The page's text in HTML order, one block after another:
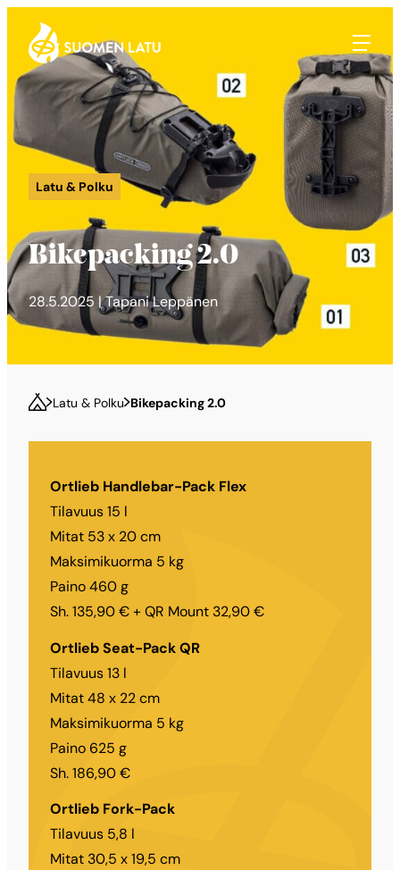
Siirry
suoraan
sisältöön
Suomen Latu
Latu & Polku
Bikepacking 2.0
28.5.2025 | Tapani Leppänen
Latu & Polku Bikepacking 2.0
Ortlieb Handlebar-Pack Flex
Tilavuus 15 l
Mitat 53 x 20 cm
Maksimikuorma 5 kg
Paino 460 g
Sh. 135,90 € + QR Mount 32,90 €
Ortlieb Seat-Pack QR
Tilavuus 13 l
Mitat 48 x 22 cm
Maksimikuorma 5 kg
Paino 625 g
Sh. 186,90 €
Ortlieb Fork-Pack
Tilavuus 5,8 l
Mitat 30,5 x 19,5 cm